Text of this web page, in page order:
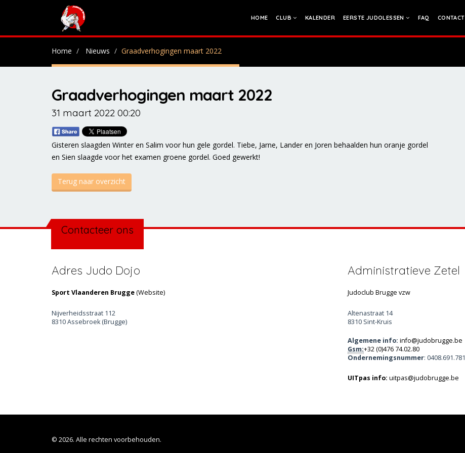
HOME CLUB KALENDER EERSTE JUDOLESSEN FAQ CONTACT
Home Nieuws Graadverhogingen maart 2022
Graadverhogingen maart 2022
31 maart 2022 00:20
Gisteren slaagden Winter en Salim voor hun gele gordel. Tiebe, Jarne, Lander en Joren behaalden hun oranje gordel
en Sien slaagde voor het examen groene gordel. Goed gewerkt!
Terug naar overzicht
Contacteer ons
Adres Judo Dojo
Sport Vlaanderen Brugge(Website)
Nijverheidsstraat 112
8310 Assebroek (Brugge)
Administratieve Zetel
Judoclub Brugge vzw
Altenastraat 14
8310 Sint-Kruis
Algemene info: info@judobrugge.be
Gsm:+32 (0)476 74.02.80
Ondernemingsnummer: 0408.691.781
UITpas info: uitpas@judobrugge.be
© 2026. Alle rechten voorbehouden.